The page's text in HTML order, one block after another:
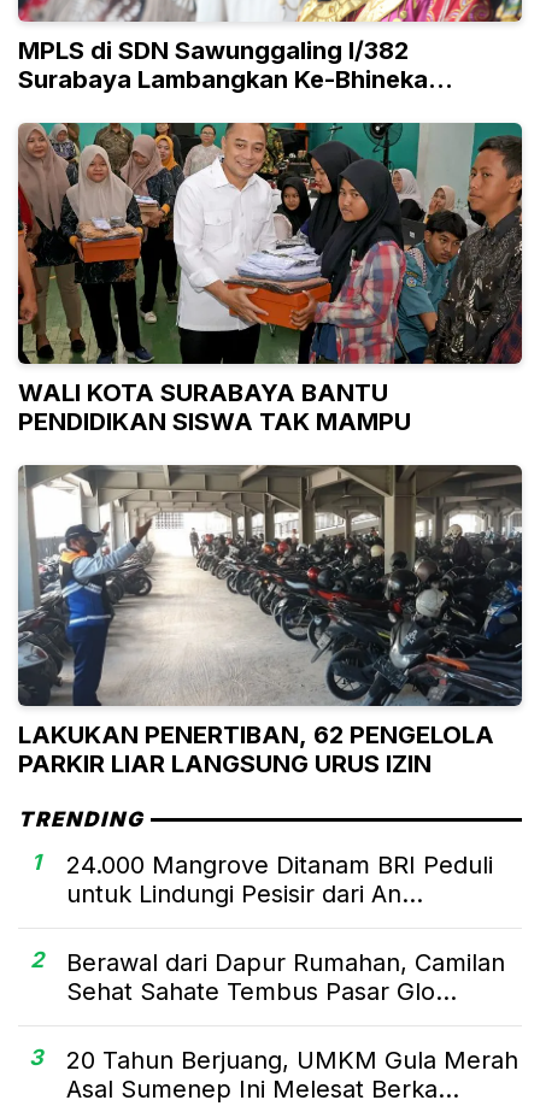
MPLS di SDN Sawunggaling I/382
Surabaya Lambangkan Ke-Bhineka
WALI KOTA SURABAYA BANTU
PENDIDIKAN SISWA TAK MAMPU
LAKUKAN PENERTIBAN, 62 PENGELOLA
PARKIR LIAR LANGSUNG URUS IZIN
TRENDING
1
24.000 Mangrove Ditanam BRI Peduli
untuk Lindungi Pesisir dari An...
2
Berawal dari Dapur Rumahan, Camilan
Sehat Sahate Tembus Pasar Glo...
3
20 Tahun Berjuang, UMKM Gula Merah
Asal Sumenep Ini Melesat Berka...